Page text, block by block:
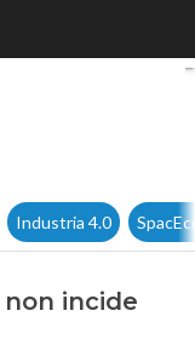
Moody’s
Industria 4.0
non incide